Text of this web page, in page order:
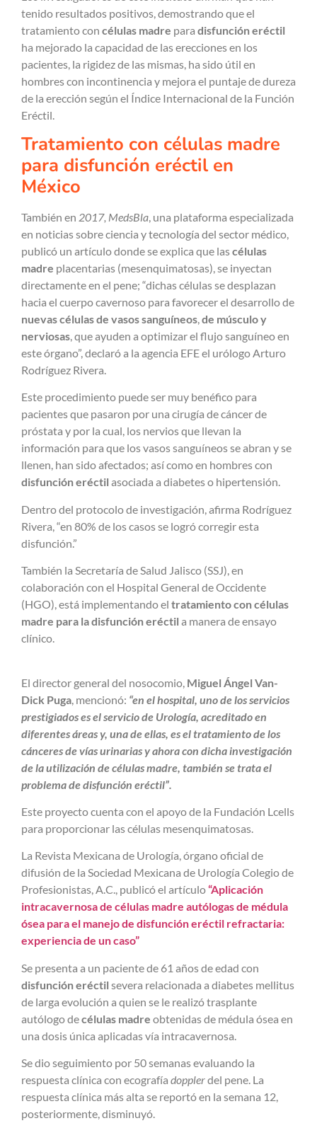
tenido resultados positivos, demostrando que el
tratamiento con células madre para disfunción eréctil
ha mejorado la capacidad de las erecciones en los
pacientes, la rigidez de las mismas, ha sido útil en
hombres con incontinencia y mejora el puntaje de dureza
de la erección según el Índice Internacional de la Función
Eréctil.
Tratamiento con células madre
para disfunción eréctil en
México
También en 2017, MedsBla, una plataforma especializada
en noticias sobre ciencia y tecnología del sector médico,
publicó un artículo donde se explica que lascélulas
madre placentarias (mesenquimatosas), se inyectan
directamente en el pene; “dichas células se desplazan
hacia el cuerpo cavernoso para favorecer el desarrollo de
nuevas células de vasos sanguíneos,de músculo y
nerviosas, que ayuden a optimizar el flujo sanguíneo en
este órgano”, declaró a la agencia EFE el urólogo Arturo
Rodríguez Rivera.
Este procedimiento puede ser muy benéfico para
pacientes que pasaron por una cirugía de cáncer de
próstata y por la cual, los nervios que llevan la
información para que los vasos sanguíneos se abran y se
llenen, han sido afectados; así como en hombres con
disfunción eréctil asociada a diabetes o hipertensión.
Dentro del protocolo de investigación, afirma Rodríguez
Rivera, “en 80% de los casos se logró corregir esta
disfunción.”
También la Secretaría de Salud Jalisco (SSJ), en
colaboración con el Hospital General de Occidente
(HGO), está implementando el tratamiento con células
madre para la disfunción eréctil a manera de ensayo
clínico.
El director general del nosocomio, Miguel Ángel Van-
Dick Puga , mencionó: “en el hospital, uno de los servicios
prestigiados es el servicio de Urología, acreditado en
diferentes áreas y, una de ellas, es el tratamiento de los
cánceres de vías urinarias y ahora con dicha investigación
de la utilización de células madre, también se trata el
problema de disfunción eréctil”.
Este proyecto cuenta con el apoyo de la Fundación Lcells
para proporcionar las células mesenquimatosas.
La Revista Mexicana de Urología, órgano oficial de
difusión de la Sociedad Mexicana de Urología Colegio de
Profesionistas, A.C., publicó el artículo“Aplicación
intracavernosa de células madre autólogas de médula
ósea para el manejo de disfunción eréctil refractaria:
experiencia de un caso”
Se presenta a un paciente de 61 años de edad con
disfunción eréctil severa relacionada a diabetes mellitus
de larga evolución a quien se le realizó trasplante
autólogo decélulas madre obtenidas de médula ósea en
una dosis única aplicadas vía intracavernosa.
Se dio seguimiento por 50 semanas evaluando la
respuesta clínica con ecografía dopplerdel pene. La
respuesta clínica más alta se reportó en la semana 12,
posteriormente, disminuyó.